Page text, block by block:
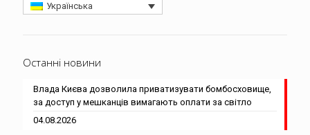
Українська
Останні новини
Влада Києва дозволила приватизувати бомбосховище,
за доступ у мешканців вимагають оплати за світло
04.08.2026